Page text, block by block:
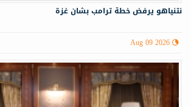
نتنياهو يرفض خطة ترامب بشان غزة
Aug 09 2026